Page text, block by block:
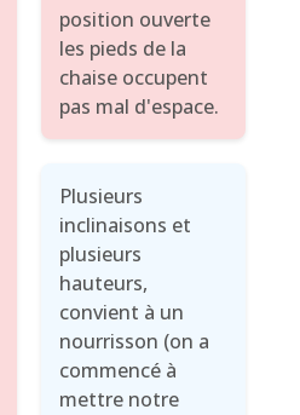
position ouverte
les pieds de la
chaise occupent
pas mal d'espace.
Plusieurs
inclinaisons et
plusieurs
hauteurs,
convient à un
nourrisson (on a
commencé à
mettre notre